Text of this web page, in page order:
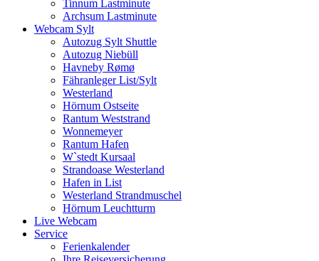
Tinnum Lastminute
Archsum Lastminute
Webcam Sylt
Autozug Sylt Shuttle
Autozug Niebüll
Havneby Rømø
Fähranleger List/Sylt
Westerland
Hörnum Ostseite
Rantum Weststrand
Wonnemeyer
Rantum Hafen
W`stedt Kursaal
Strandoase Westerland
Hafen in List
Westerland Strandmuschel
Hörnum Leuchtturm
Live Webcam
Service
Ferienkalender